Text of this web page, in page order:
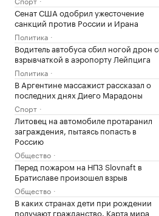
Сенат США одобрил ужесточение
санкций против России и Ирана
Политика
Водитель автобуса сбил ногой дрон
взрывчаткой в аэропорту Лейпцига
Политика
В Аргентине массажист рассказал о
последних днях Диего Марадоны
Спорт
Литовец на автомобиле протаранил
заграждения, пытаясь попасть в
Россию
Общество
Перед пожаром на НПЗ Slovnaft в
Братиславе произошел взрыв
Общество
В каких странах дети при рождении
получают гражданство. Карта мира